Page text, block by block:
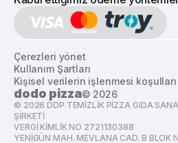
dodo pizza© 2026
Kişisel verilerin işlenmesi koşulları
Kullanım Şartları
Çerezleri yönet
© 2026 DDP TEMİZLİK PİZZA GIDA
ŞİRKETİ
VERGİ KİMLİK NO 2721130388
YENİGÜN MAH. MEVLANA CAD. B BLOK